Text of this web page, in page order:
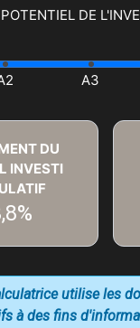
DE
DU
INVESTI
utilise les
à des fins